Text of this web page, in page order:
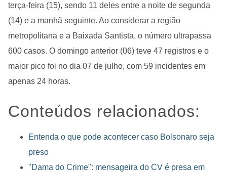
terça-feira (15), sendo 11 deles entre a noite de segunda
(14) e a manhã seguinte. Ao considerar a região
metropolitana e a Baixada Santista, o número ultrapassa
600 casos. O domingo anterior (06) teve 47 registros e o
maior pico foi no dia 07 de julho, com 59 incidentes em
apenas 24 horas.
Conteúdos relacionados:
Entenda o que pode acontecer caso Bolsonaro seja
preso
"Dama do Crime": mensageira do CV é presa em